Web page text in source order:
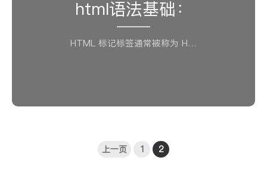
html语法基础：
HTML 标记标签通常被称为 H…
上一页 1 2